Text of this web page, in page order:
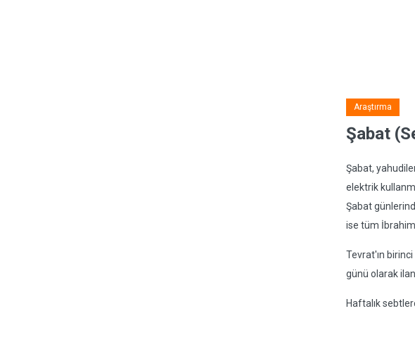
Araştırma
Şabat
Şabat,
elektrik
Şabat
ise tüm
Tevrat'ın
günü olarak
Haftalık